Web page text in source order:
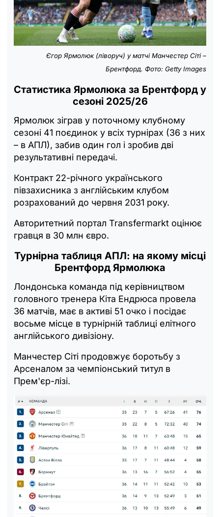
Єгор Ярмолюк (ліворуч) у матчі Манчестер Сіті –
Брентфорд. Фото: Getty Images
Статистика Ярмолюка за Брентфорд у
сезоні 2025/26
Ярмолюк зіграв у поточному клубному
сезоні 41 поєдинок у всіх турнірах (36 з них
– в АПЛ), забив один гол і зробив дві
результативні передачі.
Контракт 22-річного українського
півзахисника з англійським клубом
розрахований до червня 2031 року.
Авторитетний портал Transfermarkt оцінює
гравця в 30 млн євро.
Турнірна таблиця АПЛ: на якому місці
Брентфорд Ярмолюка
Лондонська команда під керівництвом
головного тренера Кіта Ендрюса провела
36 матчів, має в активі 51 очко і посідає
восьме місце в турнірній таблиці елітного
англійського дивізіону.
Манчестер Сіті продовжує боротьбу з
Арсеналом за чемпіонський титул в
Прем'єр-лізі.